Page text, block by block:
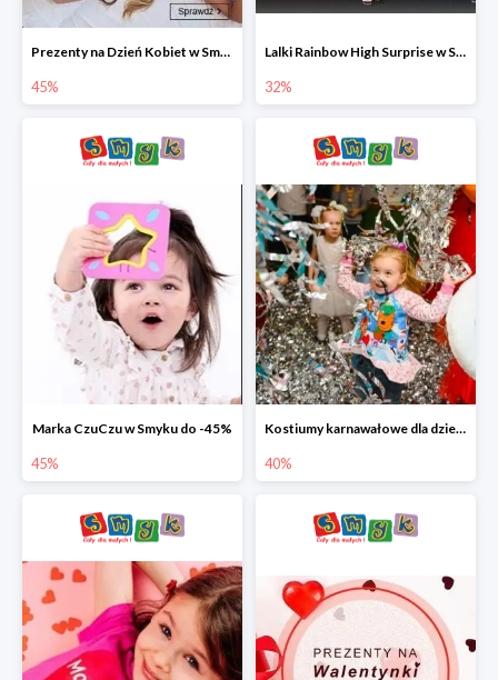
Prezenty na Dzień Kobiet w Smyku do -45%
45%
Lalki Rainbow High Surprise w Smyku do -35%
32%
Marka CzuCzu w Smyku do -45%
45%
Kostiumy karnawałowe dla dzieci w Smyku do -40%
40%